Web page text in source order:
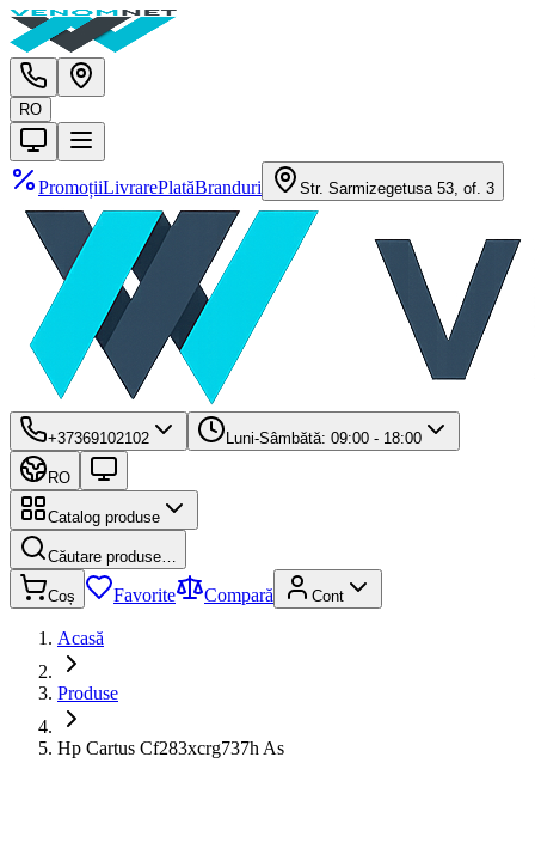
RO
PromoțiiLivrarePlatăBranduri Str. Sarmizegetusa 53, of. 3
+37369102102 Luni-Sâmbătă: 09:00 - 18:00
RO
Catalog produse
Căutare produse…
Coș Favorite Compară Cont
Acasă
Produse
Hp Cartus Cf283xcrg737h As